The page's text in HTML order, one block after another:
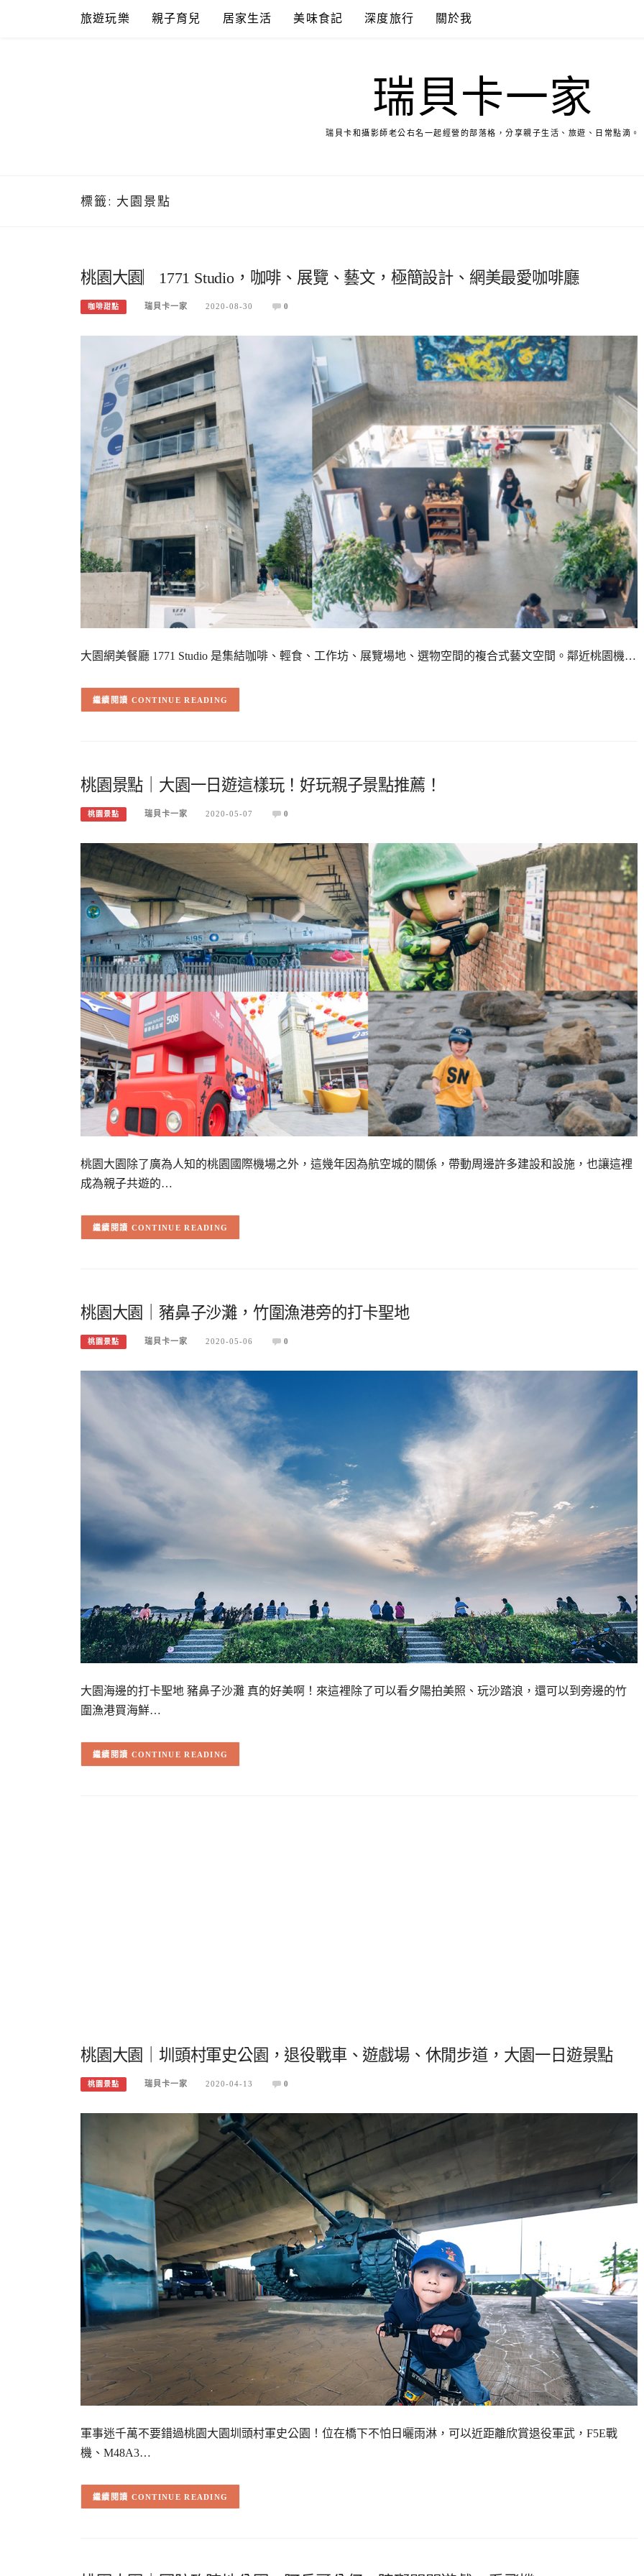
旅遊玩樂 親子育兒 居家生活 美味食記 深度旅行 關於我
瑞貝卡一家
瑞貝卡和攝影師老公右名一起經營的部落格，分享親子生活、旅遊、日常點滴。
標籤: 大園景點
桃園大園︳1771 Studio，咖啡、展覽、藝文，極簡設計、網美最愛咖啡廳
咖啡甜點 瑞貝卡一家 2020-08-30 0
大園網美餐廳 1771 Studio 是集結咖啡、輕食、工作坊、展覽場地、選物空間的複合式藝文空間。鄰近桃園機…
CONTINUE READING
桃園景點｜大園一日遊這樣玩！好玩親子景點推薦！
桃園景點 瑞貝卡一家 2020-05-07 0
桃園大園除了廣為人知的桃園國際機場之外，這幾年因為航空城的關係，帶動周邊許多建設和設施，也讓這裡
成為親子共遊的…
CONTINUE READING
桃園大園｜豬鼻子沙灘，竹圍漁港旁的打卡聖地
桃園景點 瑞貝卡一家 2020-05-06 0
大園海邊的打卡聖地 豬鼻子沙灘 真的好美啊！來這裡除了可以看夕陽拍美照、玩沙踏浪，還可以到旁邊的竹
圍漁港買海鮮…
CONTINUE READING
桃園大園｜圳頭村軍史公園，退役戰車、遊戲場、休閒步道，大園一日遊景點
桃園景點 瑞貝卡一家 2020-04-13 0
軍事迷千萬不要錯過桃園大園圳頭村軍史公園！位在橋下不怕日曬雨淋，可以近距離欣賞退役軍武，F5E戰
機、M48A3…
CONTINUE READING